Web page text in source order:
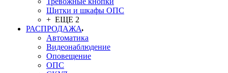
Щитки и шкафы ОПС
+ ЕЩЕ 2
РАСПРОДАЖА
Автоматика
Видеонаблюдение
Оповещение
ОПС